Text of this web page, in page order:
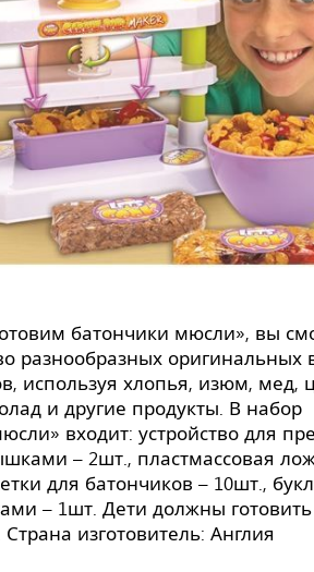
батончики мюсли», вы
разнообразных оригинальных
используя хлопья, изюм, мед,
и другие продукты. В набор
входит: устройство для
– 2шт., пластмассовая
для батончиков – 10шт.,
– 1шт. Дети должны
изготовитель: Англия